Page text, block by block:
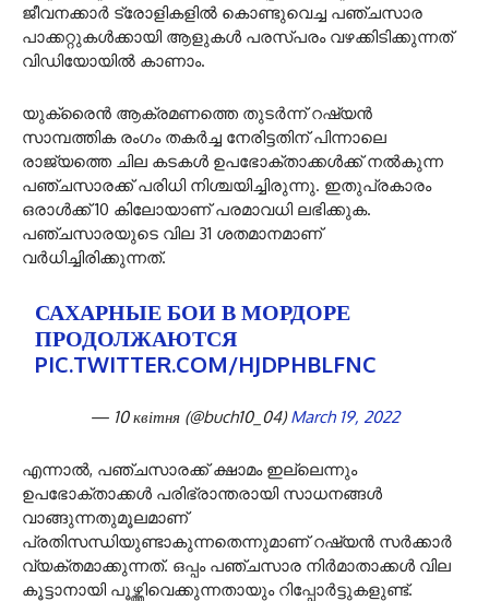
ജീവനക്കാര്‍ ട്രോളികളില്‍ കൊണ്ടുവെച്ച പഞ്ചസാര
പാക്കറ്റുകള്‍ക്കായി ആളുകള്‍ പരസ്പരം വഴക്കിടിക്കുന്നത്
വിഡിയോയില്‍ കാണാം.
യുക്രൈന്‍ ആക്രമണത്തെ തുടര്‍ന്ന് റഷ്യന്‍
സാമ്പത്തിക രംഗം തകര്‍ച്ച നേരിട്ടതിന് പിന്നാലെ
രാജ്യത്തെ ചില കടകള്‍ ഉപഭോക്താക്കള്‍ക്ക് നല്‍കുന്ന
പഞ്ചസാരക്ക് പരിധി നിശ്ചയിച്ചിരുന്നു. ഇതുപ്രകാരം
ഒരാള്‍ക്ക് 10 കിലോയാണ് പരമാവധി ലഭിക്കുക.
പഞ്ചസാരയുടെ വില 31 ശതമാനമാണ്
വര്‍ധിച്ചിരിക്കുന്നത്.
САХАРНЫЕ БОИ В МОРДОРЕ
ПРОДОЛЖАЮТСЯ
PIC.TWITTER.COM/HJDPHBLFNC
— 10 квітня (@buch10_04)March 19, 2022
എന്നാല്‍, പഞ്ചസാരക്ക് ക്ഷാമം ഇല്ലെന്നും
ഉപഭോക്താക്കള്‍ പരിഭ്രാന്തരായി സാധനങ്ങള്‍
വാങ്ങുന്നതുമൂലമാണ്
പ്രതിസന്ധിയുണ്ടാകുന്നതെന്നുമാണ് റഷ്യന്‍ സര്‍ക്കാര്‍
വ്യക്തമാക്കുന്നത്. ഒപ്പം പഞ്ചസാര നിര്‍മാതാക്കള്‍ വില
കൂട്ടാനായി പൂഴ്ത്തിവെക്കുന്നതായും റിപ്പോര്‍ട്ടുകളുണ്ട്.